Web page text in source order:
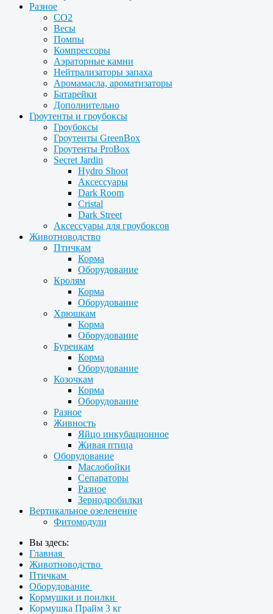
Разное
CO2
Весы
Помпы
Компрессоры
Аэраторные камни
Нейтрализаторы запаха
Аромамасла, ароматизаторы
Батарейки
Дополнительно
Гроутенты и гроубоксы
Гроубоксы
Гроутенты GreenBox
Гроутенты ProBox
Secret Jardin
Hydro Shoot
Аксессуары
Dark Room
Cristal
Dark Street
Аксессуары для гроубоксов
Животноводство
Птичкам
Корма
Оборудование
Кролям
Корма
Оборудование
Хрюшкам
Корма
Оборудование
Буренкам
Корма
Оборудование
Козочкам
Корма
Оборудование
Разное
Живность
Яйцо инкубационное
Живая птица
Оборудование
Маслобойки
Сепараторы
Разное
Зернодробилки
Вертикальное озеленение
Фитомодули
Вы здесь:
Главная
Животноводство
Птичкам
Оборудование
Кормушки и поилки
Кормушка Прайм 3 кг